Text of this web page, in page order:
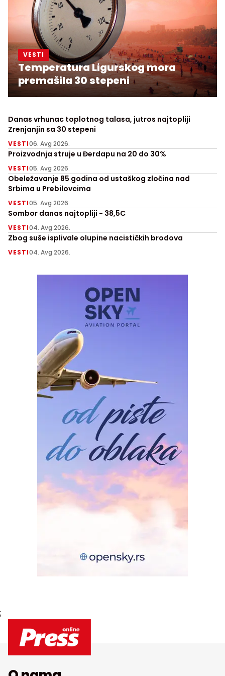
VESTI
Temperatura Ligurskog mora
premašila 30 stepeni
Danas vrhunac toplotnog talasa, jutros najtopliji
Zrenjanjin sa 30 stepeni
VESTI06. Avg 2026.
Proizvodnja struje u Đerdapu na 20 do 30%
VESTI05. Avg 2026.
Obeležavanje 85 godina od ustaškog zločina nad
Srbima u Prebilovcima
VESTI05. Avg 2026.
Sombor danas najtopliji - 38,5C
VESTI04. Avg 2026.
Zbog suše isplivale olupine nacističkih brodova
VESTI04. Avg 2026.
;